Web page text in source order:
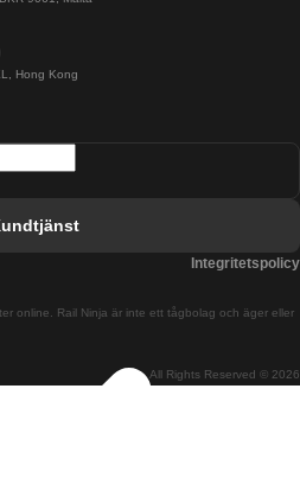
till Madrid
till Bratislava
Hong Kong
All Rights Reserved © 2026
online. Rail Ninja är inte ett tågbolag och äger eller
Integritetspolicy